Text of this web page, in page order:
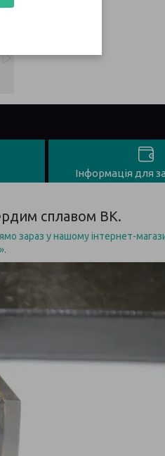
Інформація для
сплавом ВК.
зараз у нашому інтернет-